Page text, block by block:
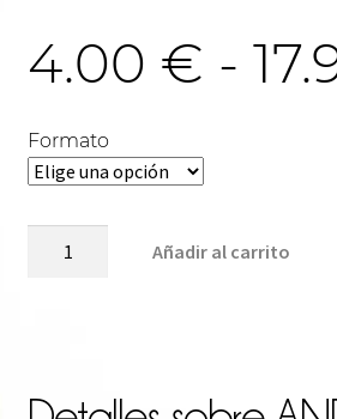
4.00 € -
Formato
Añadir al carrito